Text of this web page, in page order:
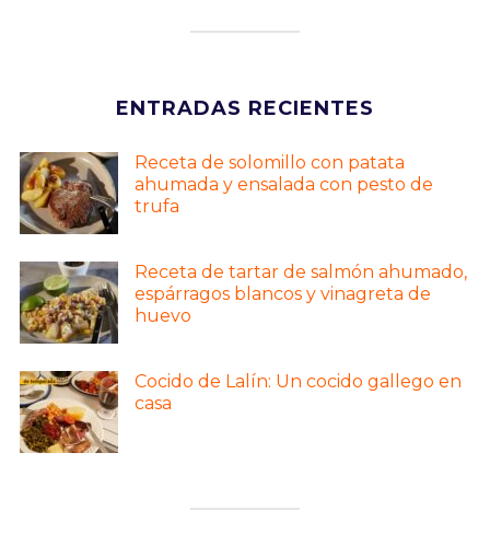
ENTRADAS RECIENTES
Receta de solomillo con patata
ahumada y ensalada con pesto de
trufa
Receta de tartar de salmón ahumado,
espárragos blancos y vinagreta de
huevo
Cocido de Lalín: Un cocido gallego en
casa